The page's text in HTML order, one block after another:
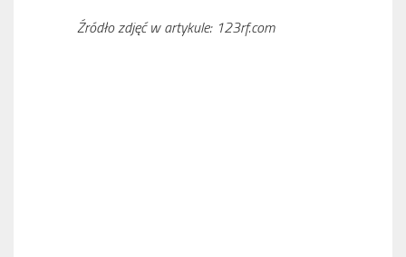
Źródło zdjęć w artykule: 123rf.com